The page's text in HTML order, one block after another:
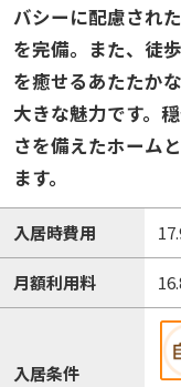
バシーに配慮され
を完備。また、徒
を癒せるあたたか
大きな魅力です。
さを備えたホーム
ます。
入居時費用
月額利用料
入居条件